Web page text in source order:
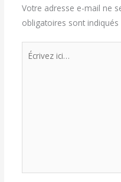
Votre adresse e-mail ne
obligatoires sont indiqués
Écrivez